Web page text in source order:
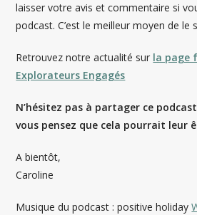
laisser votre avis et commentaire si
podcast. C’est le meilleur moyen de le
Retrouvez notre actualité sur la page
Explorateurs Engagés
N’hésitez pas à partager ce
vous pensez que cela pourrait leur
A bientôt,
Caroline
Musique du podcast : positive holiday